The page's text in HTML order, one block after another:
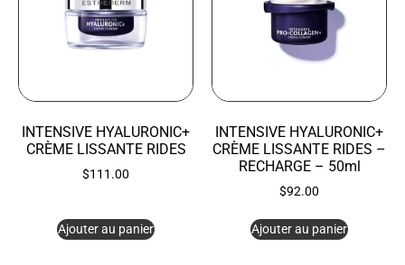
INTENSIVE HYALURONIC+
CRÈME LISSANTE RIDES
$111.00
Ajouter au panier
INTENSIVE HYALURONIC+
CRÈME LISSANTE RIDES –
RECHARGE – 50ml
$92.00
Ajouter au panier